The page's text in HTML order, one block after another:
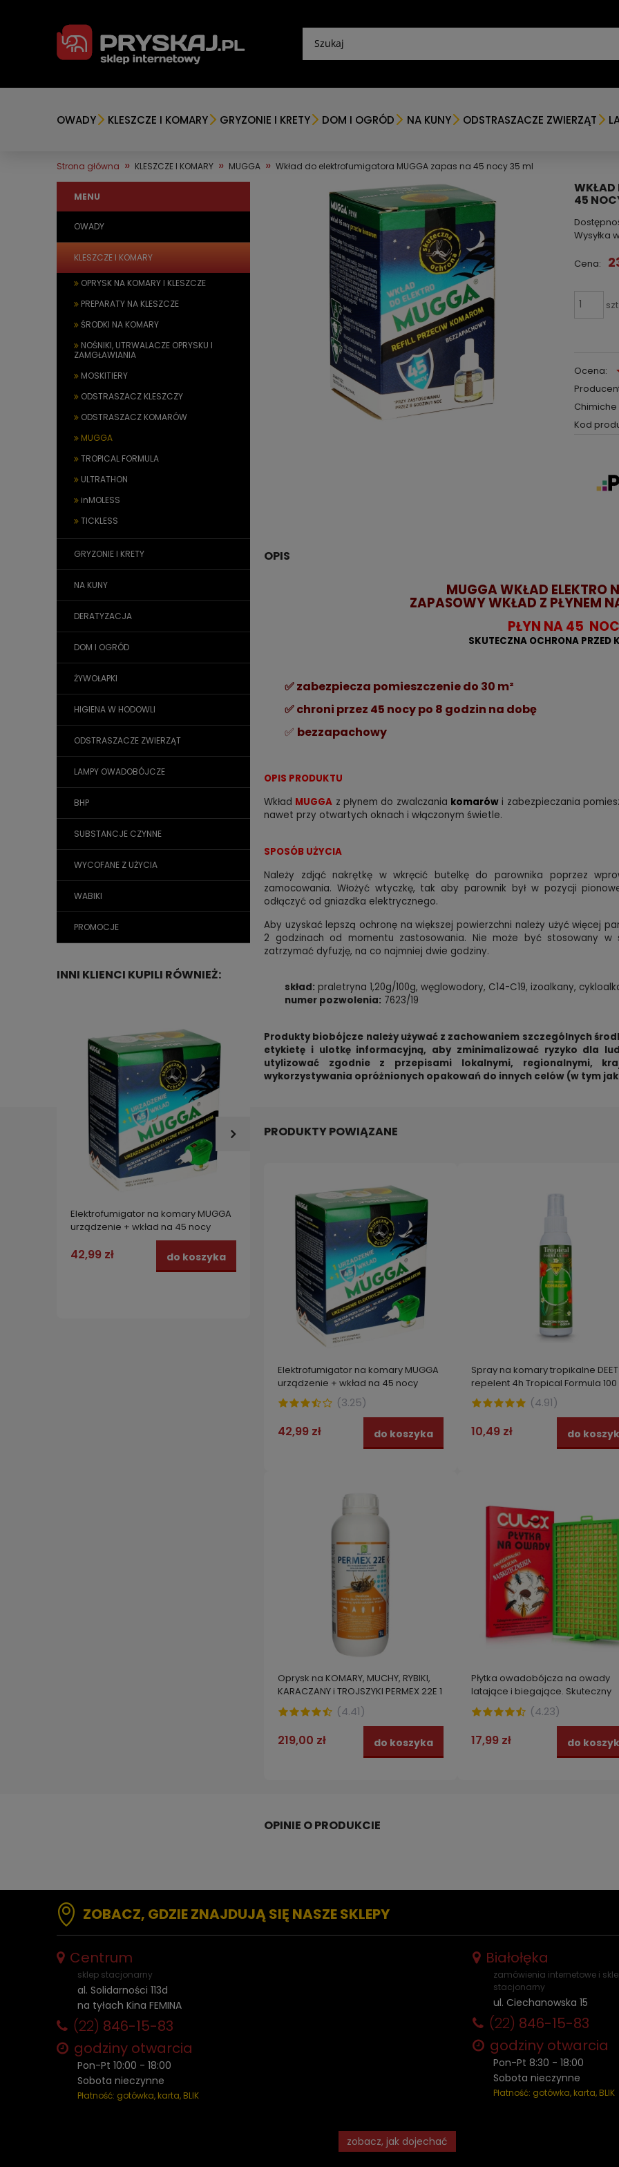
OWADY KLESZCZE I KOMARY GRYZONIE I KRETY DOM I OGRÓD NA KUNY ODSTRASZACZE ZWIERZĄT
Strona główna » KLESZCZE I KOMARY » MUGGA » Wkład do elektrofumigatora MUGGA zapas na 45 nocy 35 ml
MENU
OWADY
KLESZCZE I KOMARY
OPRYSK NA KOMARY I KLESZCZE
PREPARATY NA KLESZCZE
ŚRODKI NA KOMARY
NOŚNIKI, UTRWALACZE OPRYSKU I
ZAMGŁAWIANIA
MOSKITIERY
ODSTRASZACZ KLESZCZY
ODSTRASZACZ KOMARÓW
MUGGA
TROPICAL FORMULA
ULTRATHON
inMOLESS
TICKLESS
GRYZONIE I KRETY
NA KUNY
DERATYZACJA
DOM I OGRÓD
ŻYWOŁAPKI
HIGIENA W HODOWLI
ODSTRASZACZE ZWIERZĄT
LAMPY OWADOBÓJCZE
BHP
SUBSTANCJE CZYNNE
WYCOFANE Z UŻYCIA
WABIKI
PROMOCJE
INNI KLIENCI KUPILI RÓWNIEŻ:
Elektrofumigator na komary MUGGA
urządzenie + wkład na 45 nocy
42,99 zł do koszyka
4x MUGGA DEET 20% roll-on +
Tropical FORMULA DEET 15% spray
125,00 zł do koszyka
WKŁAD
45
Wysyłka
Cena:
szt
Ocena:
Chimiche
Kod
OPIS
MUGGA WKŁAD ELEKTRO
ZAPASOWY WKŁAD Z PŁYNEM
PŁYN NA 45
SKUTECZNA OCHRONA PRZED
✅ zabezpiecza pomieszczenie do 30 m²
✅ chroni przez 45 nocy po 8 godzin na dobę
✅ bezzapachowy
OPIS PRODUKTU
Wkład MUGGA z płynem do zwalczania komarów i zabezpieczania
nawet przy otwartych oknach i włączonym świetle.
SPOSÓB UŻYCIA
Należy zdjąć nakrętkę w wkręcić butelkę do parownika poprzez
zamocowania. Włożyć wtyczkę, tak aby parownik był w pozycji
odłączyć od gniazdka elektrycznego.
Aby uzyskać lepszą ochronę na większej powierzchni należy użyć więcej
2 godzinach od momentu zastosowania. Nie może być stosowany w
zatrzymać dyfuzję, na co najmniej dwie godziny.
skład: praletryna 1,20g/100g, węglowodory, C14-C19, izoalkany,
numer pozwolenia: 7623/19
Produkty biobójcze należy używać z zachowaniem szczególnych
etykietę i ulotkę informacyjną, aby zminimalizować ryzyko dla
utylizować zgodnie z przepisami lokalnymi, regionalnymi,
wykorzystywania opróżnionych opakowań do innych celów (w tym
PRODUKTY POWIĄZANE
Elektrofumigator na komary MUGGA
urządzenie + wkład na 45 nocy
(3.25)
42,99 zł do koszyka
Spray na komary tropikalne DEET
repelent 4h Tropical Formula 100
(4.91)
10,49 zł do
Oprysk na KOMARY, MUCHY, RYBIKI,
KARACZANY i TROJSZYKI PERMEX 22E 1
(4.41)
219,00 zł do koszyka
Płytka owadobójcza na owady
latające i biegające. Skuteczny
środek na muchy, meszki, komary,
mole, pchły, mrówki PŁYTKA NA
(4.23)
17,99 zł do
ZOBACZ, GDZIE ZNAJDUJĄ SIĘ NASZE SKLEPY
Centrum
sklep stacjonarny
al. Solidarności 113d
na tyłach Kina FEMINA
(22) 846-15-83
godziny otwarcia
Pon-Pt 10:00 - 18:00
Sobota nieczynne
Płatność: gotówka, karta, BLIK
zobacz, jak dojechać
Białołęka
zamówienia internetowe i
stacjonarny
ul. Ciechanowska 15
(22) 846-15-83
godziny otwarcia
Pon-Pt 8:30 - 18:00
Sobota nieczynne
Płatność: gotówka, karta, BLIK